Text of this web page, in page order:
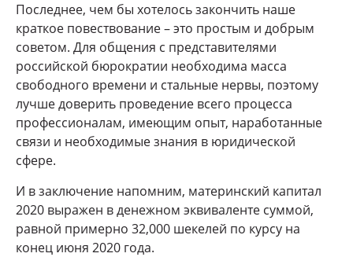
Последнее, чем бы хотелось закончить наше
краткое повествование – это простым и добрым
советом. Для общения с представителями
российской бюрократии необходима масса
свободного времени и стальные нервы, поэтому
лучше доверить проведение всего процесса
профессионалам, имеющим опыт, наработанные
связи и необходимые знания в юридической
сфере.
И в заключение напомним, материнский капитал
2020 выражен в денежном эквиваленте суммой,
равной примерно 32,000 шекелей по курсу на
конец июня 2020 года.